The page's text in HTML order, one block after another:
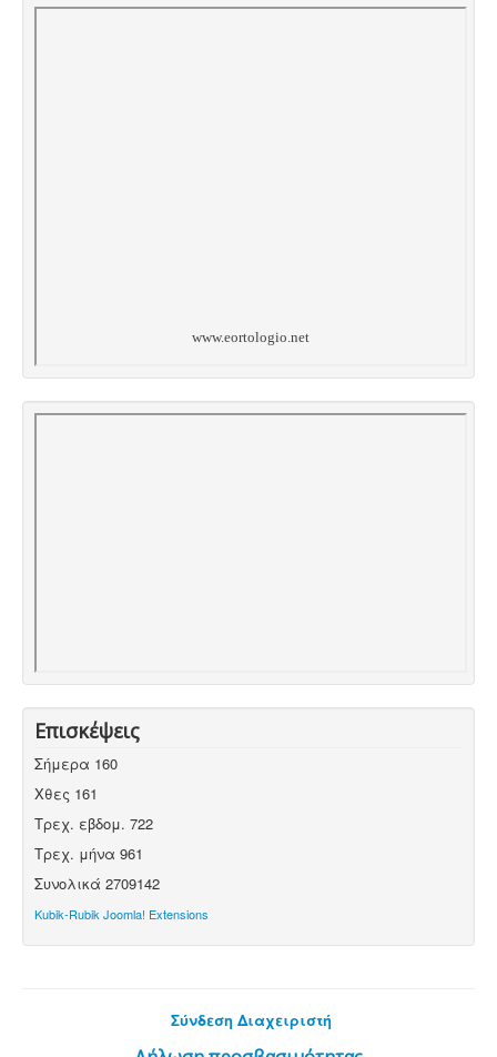
Επισκέψεις
Σήμερα 160
Χθες 161
Τρεχ. εβδομ. 722
Τρεχ. μήνα 961
Συνολικά 2709142
Kubik-Rubik Joomla! Extensions
Σύνδεση Διαχειριστή